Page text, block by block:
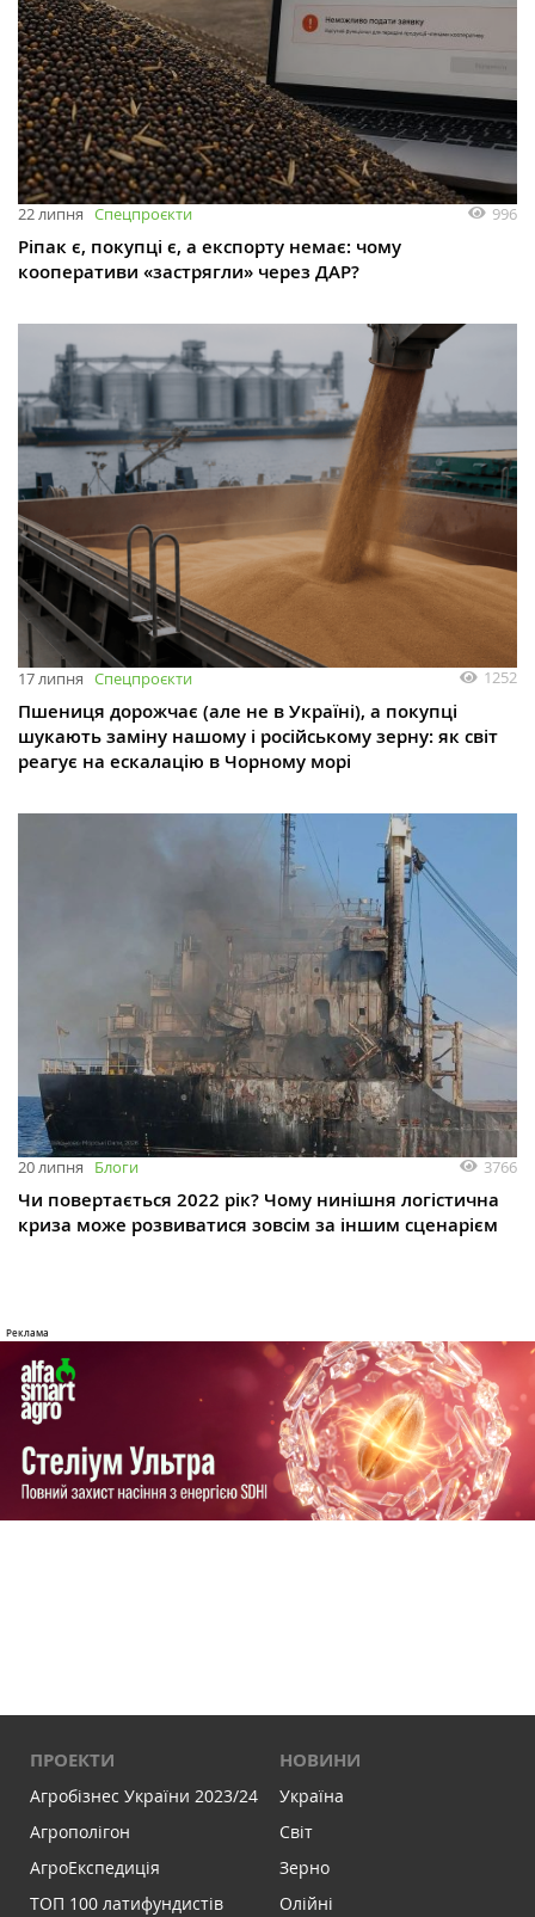
22 липня Спецпроєкти 996
Ріпак є, покупці є, а експорту немає: чому
кооперативи «застрягли» через ДАР?
17 липня Спецпроєкти 1252
Пшениця дорожчає (але не в Україні), а покупці
шукають заміну нашому і російському зерну: як світ
реагує на ескалацію в Чорному морі
20 липня Блоги 3766
Чи повертається 2022 рік? Чому нинішня логістична
криза може розвиватися зовсім за іншим сценарієм
ПРОЕКТИ
Агробізнес України 2023/24
Агрополігон
АгроЕкспедиція
ТОП 100 латифундистів
НОВИНИ
Україна
Світ
Зерно
Олійні